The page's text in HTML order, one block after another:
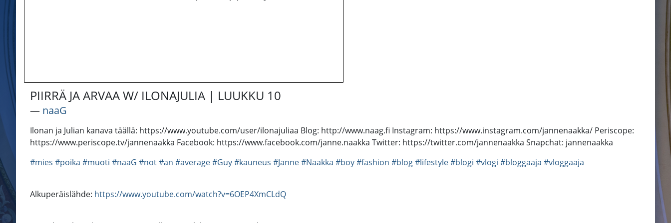
PIIRRÄ JA ARVAA W/ ILONAJULIA | LUUKKU 10
― naaG
Ilonan ja Julian kanava täällä: https://www.youtube.com/user/ilonajuliaa Blog: http://www.naag.fi Instagram: https://www.instagram.com/jannenaakka/ Periscope:
https://www.periscope.tv/jannenaakka Facebook: https://www.facebook.com/janne.naakka Twitter: https://twitter.com/jannenaakka Snapchat: jannenaakka
#mies #poika #muoti #naaG #not#an #average#Guy#kauneus #Janne#Naakka #boy#fashion #blog#lifestyle#blogi #vlogi #bloggaaja #vloggaaja
Alkuperäislähde: https://www.youtube.com/watch?v=6OEP4XmCLdQ